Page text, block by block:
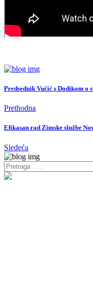
Predsednik Vučić s Dodikom
Prethodna
Efikasan rad Zimske službe
Sledeća